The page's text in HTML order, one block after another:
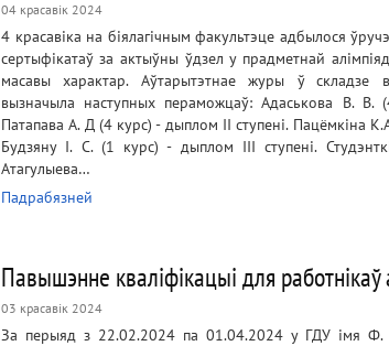
04 красавік 2024
4 красавіка на біялагічным факультэце адбылося
сертыфікатаў за актыўны ўдзел у прадметнай
масавы характар. Аўтарытэтнае журы ў складзе
вызначыла наступных пераможцаў: Адаськова В. В.
Патапава А. Д (4 курс) - дыплом II ступені. Пацёмкіна
Будзяну І. С. (1 курс) - дыплом III ступені.
Атагулыева…
Падрабязней
Павышэнне кваліфікацыі для
03 красавік 2024
За перыяд з 22.02.2024 па 01.04.2024 у ГДУ імя Ф.